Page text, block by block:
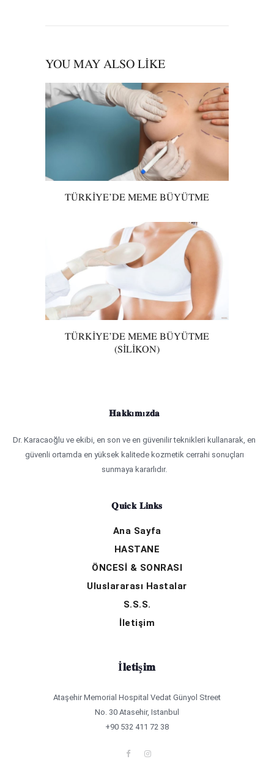
YOU MAY ALSO LIKE
TÜRKIYE’DE MEME BÜYÜTME
TÜRKIYE’DE MEME BÜYÜTME
(SILIKON)
Hakkımızda
Dr. Karacaoğlu ve ekibi, en son ve en güvenilir teknikleri kullanarak, en
güvenli ortamda en yüksek kalitede kozmetik cerrahi sonuçları
sunmaya kararlıdır.
Quick Links
Ana Sayfa
HASTANE
ÖNCESİ & SONRASI
Uluslararası Hastalar
S.S.S.
İletişim
İletişim
Ataşehir Memorial Hospital Vedat Günyol Street
No. 30 Atasehir, Istanbul
+90 532 411 72 38